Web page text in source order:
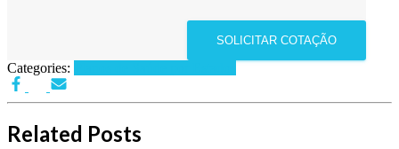
SOLICITAR COTAÇÃO
Categories:
Related Posts